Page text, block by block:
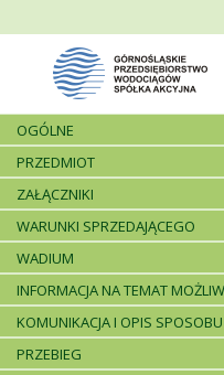
OGÓLNE
PRZEDMIOT
ZAŁĄCZNIKI
WARUNKI SPRZEDAJĄCEGO
WADIUM
PRZEBIEG